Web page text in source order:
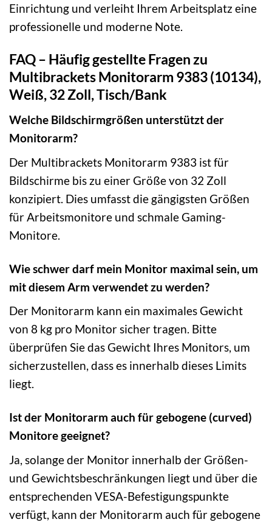
Einrichtung und verleiht Ihrem Arbeitsplatz eine
professionelle und moderne Note.
FAQ – Häufig gestellte Fragen zu
Multibrackets Monitorarm 9383 (10134),
Weiß, 32 Zoll, Tisch/Bank
Welche Bildschirmgrößen unterstützt der
Monitorarm?
Der Multibrackets Monitorarm 9383 ist für
Bildschirme bis zu einer Größe von 32 Zoll
konzipiert. Dies umfasst die gängigsten Größen
für Arbeitsmonitore und schmale Gaming-
Monitore.
Wie schwer darf mein Monitor maximal sein, um
mit diesem Arm verwendet zu werden?
Der Monitorarm kann ein maximales Gewicht
von 8 kg pro Monitor sicher tragen. Bitte
überprüfen Sie das Gewicht Ihres Monitors, um
sicherzustellen, dass es innerhalb dieses Limits
liegt.
Ist der Monitorarm auch für gebogene (curved)
Monitore geeignet?
Ja, solange der Monitor innerhalb der Größen-
und Gewichtsbeschränkungen liegt und über die
entsprechenden VESA-Befestigungspunkte
verfügt, kann der Monitorarm auch für gebogene